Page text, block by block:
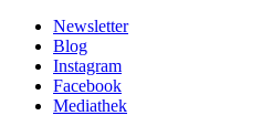
Newsletter
Blog
Instagram
Facebook
Mediathek